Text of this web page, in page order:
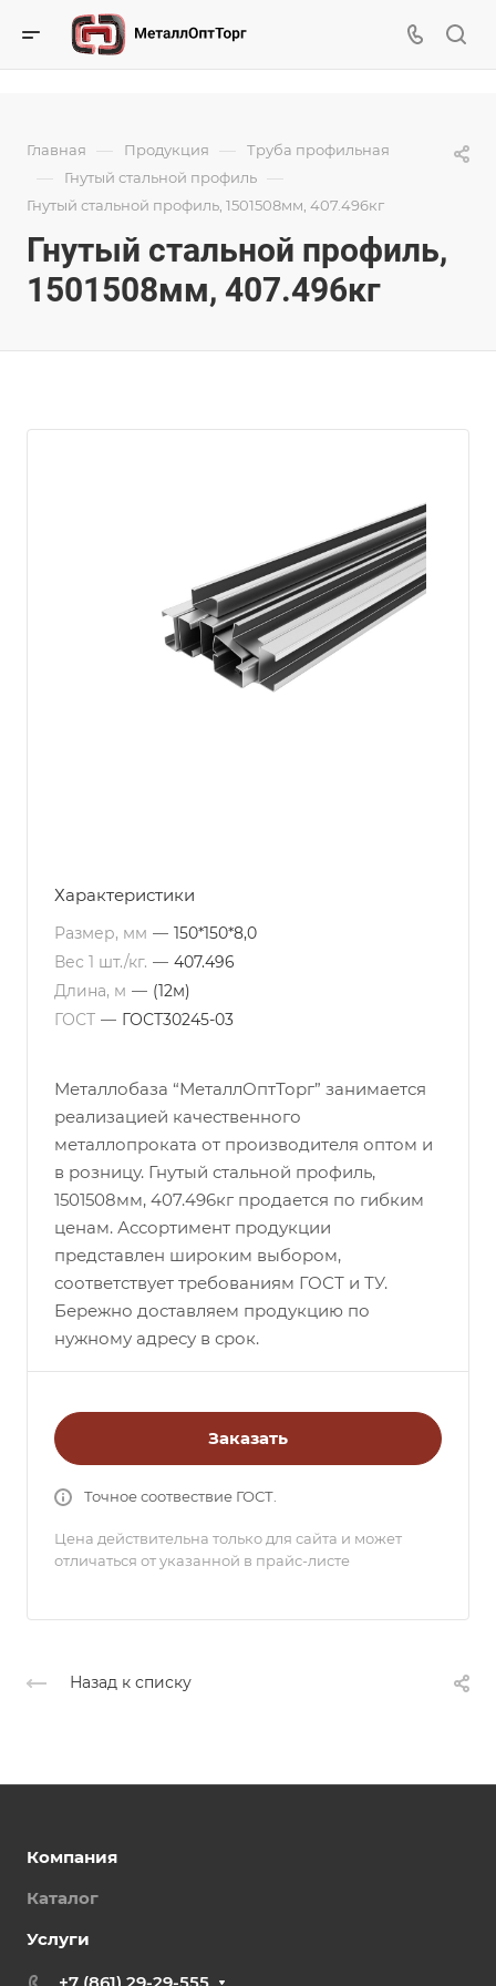
Главная — Продукция — Труба профильная
— Гнутый стальной профиль —
Гнутый стальной профиль, 1501508мм, 407.496кг
Гнутый стальной профиль,
1501508мм, 407.496кг
Характеристики
Размер, мм — 150*150*8,0
Вес 1 шт./кг. — 407.496
Длина, м — (12м)
ГОСТ — ГОСТ30245-03
Металлобаза “МеталлОптТорг” занимается
реализацией качественного
металлопроката от производителя оптом и
в розницу. Гнутый стальной профиль,
1501508мм, 407.496кг продается по гибким
ценам. Ассортимент продукции
представлен широким выбором,
соответствует требованиям ГОСТ и ТУ.
Бережно доставляем продукцию по
нужному адресу в срок.
Заказать
Точное соотвествие ГОСТ.
Цена действительна только для сайта и может
отличаться от указанной в прайс-листе
Назад к списку
Компания
Каталог
Услуги